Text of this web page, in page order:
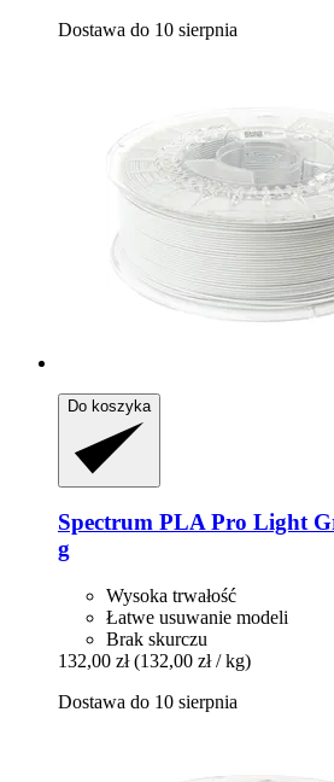
Dostawa do 10 sierpnia
Do koszyka
Spectrum PLA Pro Light
g
Wysoka trwałość
Łatwe usuwanie modeli
Brak skurczu
132,00 zł (132,00 zł / kg)
Dostawa do 10 sierpnia